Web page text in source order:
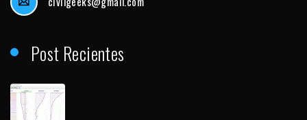
Post Recientes